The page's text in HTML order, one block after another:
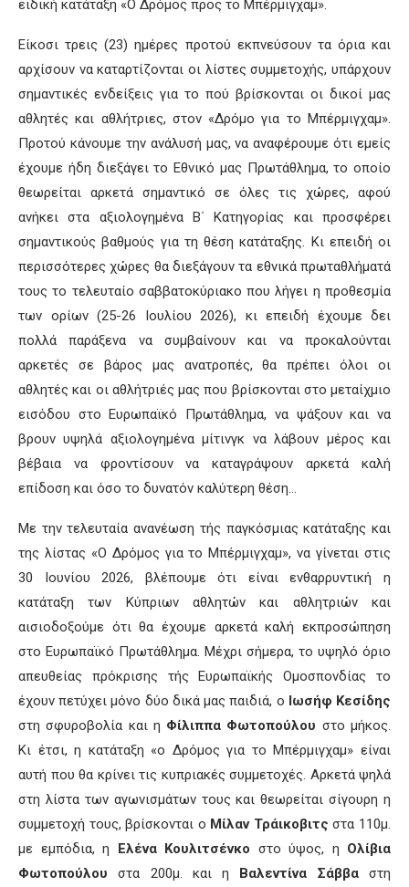
ειδική κατάταξη «Ο Δρόμος προς το Μπέρμιγχαμ».
Είκοσι τρεις (23) ημέρες προτού εκπνεύσουν τα όρια και
αρχίσουν να καταρτίζονται οι λίστες συμμετοχής, υπάρχουν
σημαντικές ενδείξεις για το πού βρίσκονται οι δικοί μας
αθλητές και αθλήτριες, στον «Δρόμο για το Μπέρμιγχαμ».
Προτού κάνουμε την ανάλυσή μας, να αναφέρουμε ότι εμείς
έχουμε ήδη διεξάγει το Εθνικό μας Πρωτάθλημα, το οποίο
θεωρείται αρκετά σημαντικό σε όλες τις χώρες, αφού
ανήκει στα αξιολογημένα Β΄ Κατηγορίας και προσφέρει
σημαντικούς βαθμούς για τη θέση κατάταξης. Κι επειδή οι
περισσότερες χώρες θα διεξάγουν τα εθνικά πρωταθλήματά
τους το τελευταίο σαββατοκύριακο που λήγει η προθεσμία
των ορίων (25-26 Ιουλίου 2026), κι επειδή έχουμε δει
πολλά παράξενα να συμβαίνουν και να προκαλούνται
αρκετές σε βάρος μας ανατροπές, θα πρέπει όλοι οι
αθλητές και οι αθλήτριές μας που βρίσκονται στο μεταίχμιο
εισόδου στο Ευρωπαϊκό Πρωτάθλημα, να ψάξουν και να
βρουν υψηλά αξιολογημένα μίτινγκ να λάβουν μέρος και
βέβαια να φροντίσουν να καταγράψουν αρκετά καλή
επίδοση και όσο το δυνατόν καλύτερη θέση…
Με την τελευταία ανανέωση τής παγκόσμιας κατάταξης και
της λίστας «Ο Δρόμος για το Μπέρμιγχαμ», να γίνεται στις
30 Ιουνίου 2026, βλέπουμε ότι είναι ενθαρρυντική η
κατάταξη των Κύπριων αθλητών και αθλητριών και
αισιοδοξούμε ότι θα έχουμε αρκετά καλή εκπροσώπηση
στο Ευρωπαϊκό Πρωτάθλημα. Μέχρι σήμερα, το υψηλό όριο
απευθείας πρόκρισης τής Ευρωπαϊκής Ομοσπονδίας το
έχουν πετύχει μόνο δύο δικά μας παιδιά, ο Ιωσήφ Κεσίδης
στη σφυροβολία και η Φίλιππα Φωτοπούλου στο μήκος.
Κι έτσι, η κατάταξη «ο Δρόμος για το Μπέρμιγχαμ» είναι
αυτή που θα κρίνει τις κυπριακές συμμετοχές. Αρκετά ψηλά
στη λίστα των αγωνισμάτων τους και θεωρείται σίγουρη η
συμμετοχή τους, βρίσκονται ο Μίλαν Τράικοβιτς στα 110μ.
με εμπόδια, η Ελένα Κουλιτσένκο στο ύψος, η Ολίβια
Φωτοπούλου στα 200μ. και η Βαλεντίνα Σάββαστη